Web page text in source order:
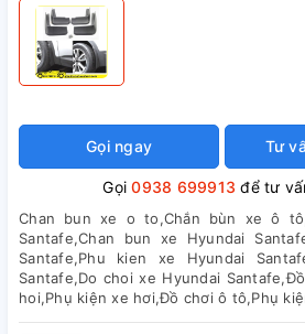
Gọi ngay Tư
Gọi0938 699913 để tư
Chan bun xe o to,Chắn bùn xe ô
Santafe,Chan bun xe Hyundai
Santafe,Phu kien xe Hyundai
Santafe,Do choi xe Hyundai
hoi,Phụ kiện xe hơi,Đồ chơi ô tô,Phụ